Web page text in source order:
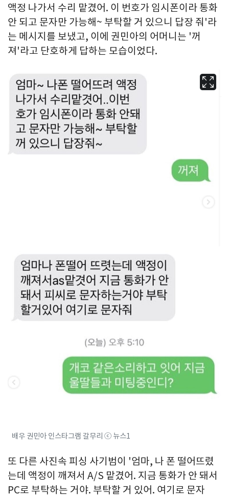
액정 나가서 수리 맡겼어. 이 번호가 임시폰이라 통화
안 되고 문자만 가능해~ 부탁할 거 있으니 답장 줘'라
는 메시지를 보냈고, 이에 권민아의 어머니는 '꺼
져'라고 단호하게 답하는 모습이었다.
배우 권민아 인스타그램 갈무리 ⓒ 뉴스1
또 다른 사진속 피싱 사기범이 '엄마, 나 폰 떨어뜨렸
는데 액정이 깨져서 A/S 맡겼어. 지금 통화가 안 돼서
PC로 부탁하는 거야. 부탁할 거 있어. 여기로 문자